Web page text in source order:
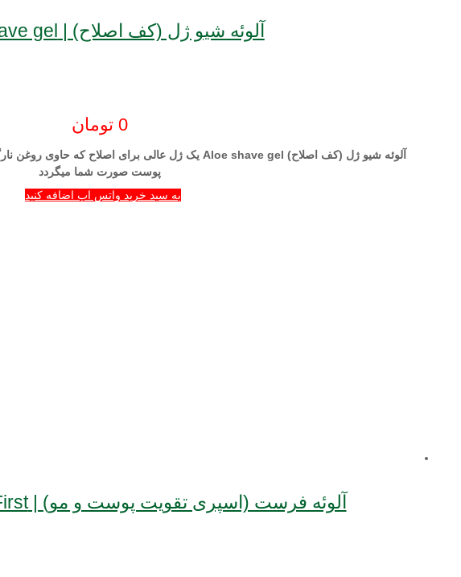
آلوئه شیو ژل (کف اصلاح) | Aloe shave gel
0 تومان
آلوئه شیو ژل (کف اصلاح) Aloe shave gel یک ژل عالی برای اصلاح که حاوی روغن
پوست صورت شما می­گردد
به سبد خرید واتس اپ اضافه کنید
آلوئه فرست (اسپری تقویت پوست و مو) | Aloe First